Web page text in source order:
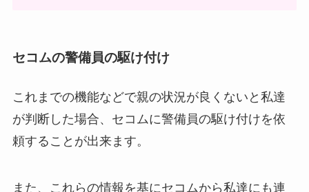
セコムの警備員の駆け付け
これまでの機能などで親の状況が良くないと私達
が判断した場合、セコムに警備員の駆け付けを依
頼することが出来ます。
また、これらの情報を基にセコムから私達にも連